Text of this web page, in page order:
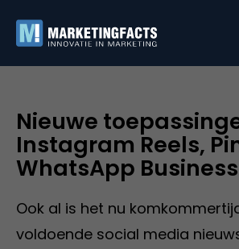
Nieuwe
Instagram Reels,
WhatsApp Business
Ook al is het nu
voldoende social media